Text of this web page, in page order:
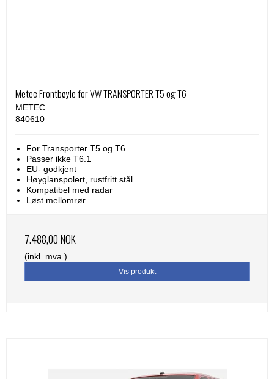
Metec Frontbøyle for VW TRANSPORTER T5 og T6
METEC
840610
For Transporter T5 og T6
Passer ikke T6.1
EU- godkjent
Høyglanspolert, rustfritt stål
Kompatibel med radar
Løst mellomrør
7.488,00 NOK
(inkl. mva.)
Vis produkt